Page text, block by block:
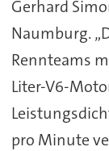
Gerhard
Naumburg.
Rennteams
Liter-V6-
pro Minute